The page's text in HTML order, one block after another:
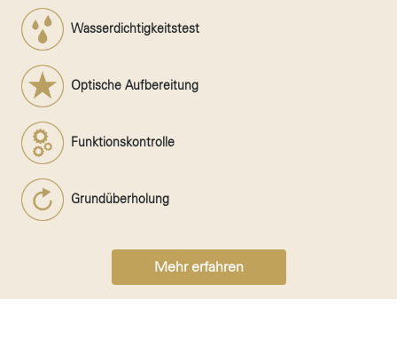
Wasserdichtigkeitstest
Optische Aufbereitung
Funktionskontrolle
Grundüberholung
Mehr erfahren